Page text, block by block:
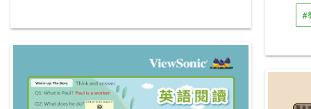
#